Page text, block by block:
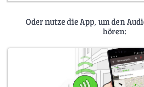
Oder nutze die App, um den
hören: